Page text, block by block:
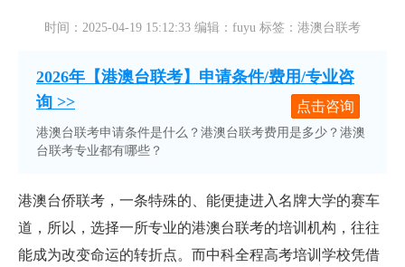
时间：2025-04-19 15:12:33 编辑：fuyu 标签：港澳台联考
2026年【港澳台联考】申请条件/费用/专业咨
询 >>
港澳台联考申请条件是什么？港澳台联考费用是多少？港澳
台联考专业都有哪些？
点击咨询
港澳台侨联考，一条特殊的、能便捷进入名牌大学的赛车
道，所以，选择一所专业的港澳台联考的培训机构，往往
能成为改变命运的转折点。而中科全程高考培训学校凭借